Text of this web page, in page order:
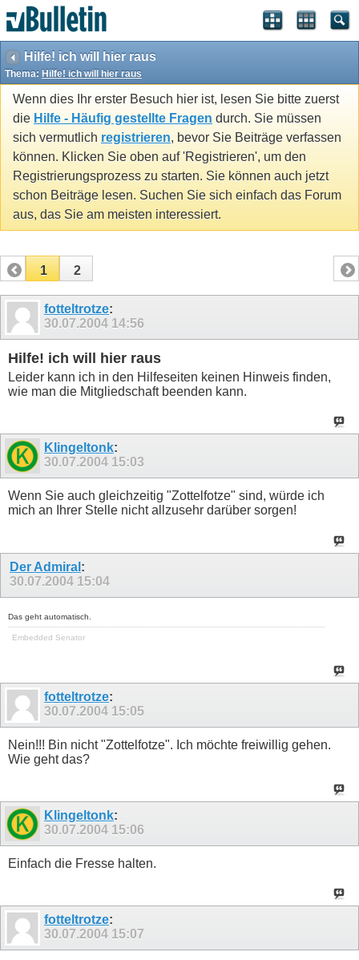
Hilfe! ich will hier raus
Thema: Hilfe! ich will hier raus
Wenn dies Ihr erster Besuch hier ist, lesen Sie bitte zuerst
die Hilfe - Häufig gestellte Fragen durch. Sie müssen
sich vermutlich registrieren, bevor Sie Beiträge verfassen
können. Klicken Sie oben auf 'Registrieren', um den
Registrierungsprozess zu starten. Sie können auch jetzt
schon Beiträge lesen. Suchen Sie sich einfach das Forum
aus, das Sie am meisten interessiert.
1 2
fotteltrotze:
30.07.2004 14:56
Hilfe! ich will hier raus
Leider kann ich in den Hilfeseiten keinen Hinweis finden,
wie man die Mitgliedschaft beenden kann.
Klingeltonk:
30.07.2004 15:03
Wenn Sie auch gleichzeitig "Zottelfotze" sind, würde ich
mich an Ihrer Stelle nicht allzusehr darüber sorgen!
Der Admiral :
30.07.2004 15:04
Das geht automatisch.
Embedded Senator
fotteltrotze:
30.07.2004 15:05
Nein!!! Bin nicht "Zottelfotze". Ich möchte freiwillig gehen.
Wie geht das?
Klingeltonk:
30.07.2004 15:06
Einfach die Fresse halten.
fotteltrotze:
30.07.2004 15:07